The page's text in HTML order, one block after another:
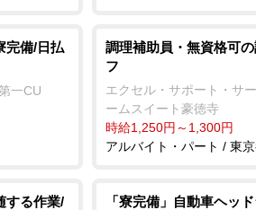
完備/日払
一CU
調理補助員・無資格可
フ
エクセル・サポート・サ
ームスイート豪徳寺
時給1,250円～1,300円
アルバイト・パート / 東
する作業/
「寮完備」自動車ヘッ